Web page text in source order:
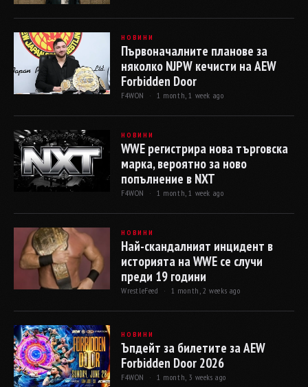
НОВИНИ
Първоначалните планове за
няколко NJPW кечисти на AEW
Forbidden Door
F4WON · 1 month, 1 week ago
НОВИНИ
WWE регистрира нова търговска
марка, вероятно за ново
попълнение в NXT
F4WON · 1 month, 1 week ago
НОВИНИ
Най-скандалният инцидент в
историята на WWE се случи
преди 19 години
WrestleFeed · 1 month, 2 weeks ago
НОВИНИ
Ъпдейт за билетите за AEW
Forbidden Door 2026
F4WON · 1 month, 3 weeks ago